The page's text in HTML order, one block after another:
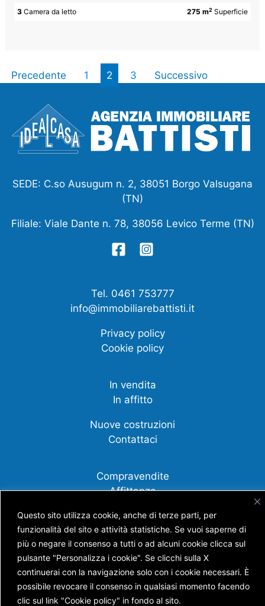
Questo sito utilizza cookie, anche di terze parti, per
funzionalità del sito e attività statistiche. Se vuoi saperne di
più o negare il consenso a tutti o ad alcuni cookie clicca sul
pulsante "Personalizza i cookie". Se clicchi sulla X
continuerai con la navigazione solo con i cookie necessari. È
possibile revocare il consenso in qualsiasi momento facendo
clic sul link "Cookie policy" in fondo al sito.
275 m2 Superficie
3 Camera da letto
Precedente 1 2 3 Successivo
SEDE: C.so Ausugum n. 2, 38051 Borgo Valsugana
(TN)
Filiale: Viale Dante n. 78, 38056 Levico Terme (TN)
Tel. 0461 753777
info@immobiliarebattisti.it
Privacy policy
Cookie policy
In vendita
In affitto
Nuove costruzioni
Contattaci
Compravendite
Affittanza
Cessione d'azienda
Scopri tutti i nostri servizi
Copyright © AGENZIA IMMOBILIARE BATTISTI S.N.C.
DI BATTISTI NICOLA E GUERRA ANDREA